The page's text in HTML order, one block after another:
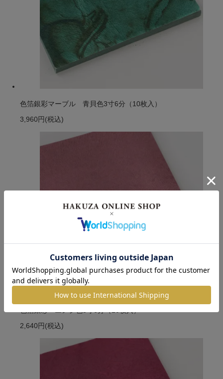
色箔銀彩マーブル 青貝色3寸6分（10枚入）
3,960円 (税込)
2,640円 (税込)